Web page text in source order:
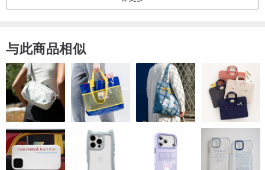
■规格
• 耳环长度：68mm
• 蓝晶石：天然，未处理。皇家蓝宝石被认为对灵感启发极有帮助
• 925纯银：刻有925字印。4种颜色选择（银白，黄金，玫瑰金，炫
黑）
• 包邮送往不同国家地区，备有快快递送服务选项
• 提供60天保固期
与此商品相似